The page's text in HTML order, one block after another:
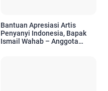
Bantuan Apresiasi Artis
Penyanyi Indonesia, Bapak
Ismail Wahab – Anggota